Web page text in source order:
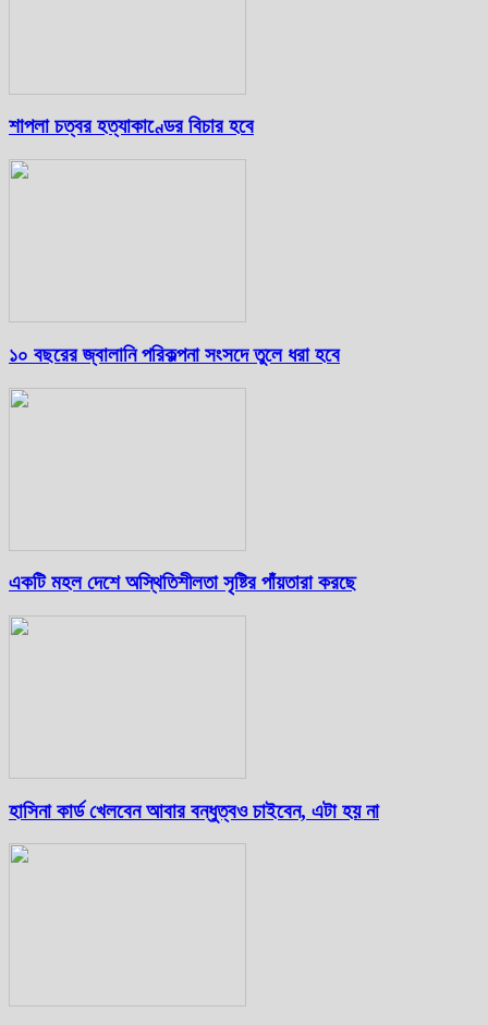
শাপলা চত্বর হত্যাকাণ্ডের বিচার হবে
১০ বছরের জ্বালানি পরিকল্পনা সংসদে তুলে ধরা হবে
একটি মহল দেশে অস্থিতিশীলতা সৃষ্টির পাঁয়তারা করছে
হাসিনা কার্ড খেলবেন আবার বন্ধুত্বও চাইবেন, এটা হয় না